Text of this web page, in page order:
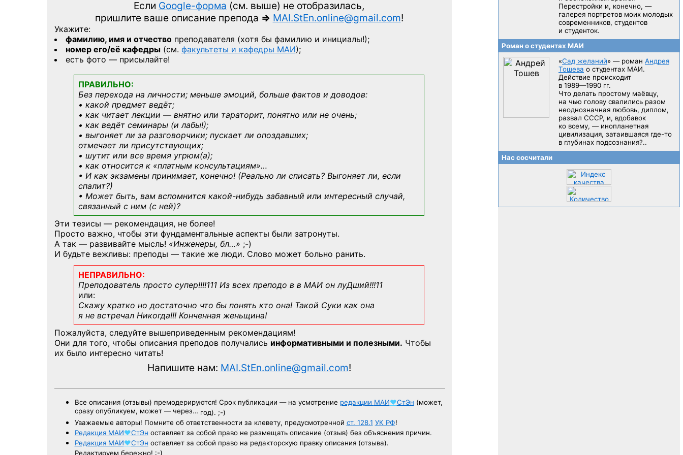
Если Google-форма (см. выше) не отобразилась,
пришлите ваше описание препода => MAI.StEn.online@gmail.com!
Укажите:
фамилию, имя и отчествопреподавателя (хотя бы фамилию и инициалы!);
номер его/её кафедры(см. факультеты и кафедры МАИ);
есть фото — присылайте!
ПРАВИЛЬНО:
Без перехода на личности; меньше эмоций, больше фактов и доводов:
• какой предмет ведёт;
• как читает лекции — внятно или тараторит, понятно или не очень;
• как ведёт семинары (и лабы!);
• выгоняет ли за разговорчики; пускает ли опоздавших;
отмечает ли присутствующих;
• шутит или все время угрюм(а);
• как относится к «платным консультациям»…
• И как экзамены принимает, конечно! (Реально ли списать? Выгоняет ли, если
спалит?)
• Может быть, вам вспомнится какой-нибудь забавный или интересный случай,
связанный с ним (с ней)?
Эти тезисы — рекомендация, не более!
Просто важно, чтобы эти фундаментальные аспекты были затронуты.
А так — развивайте мысль! «Инженеры, бл…» ;-)
И будьте вежливы: преподы — такие же люди. Слово может больно ранить.
НЕПРАВИЛЬНО:
Преподователь просто супер!!!!111 Из всех преподо в в МАИ он луДший!!!11
или:
Скажу кратко но достаточно что бы понять кто она! Такой Суки как она
я не встречал Никогда!!! Конченная женьщина!
Пожалуйста, следуйте вышеприведенным рекомендациям!
Они для того, чтобы описания преподов получались информативными и полезными. Чтобы
их было интересно читать!
Напишите нам: MAI.StEn.online@gmail.com!
Все описания (отзывы) премодерируются! Срок публикации — на усмотрение редакции МАИ♥СтЭн (может,
сразу опубликуем, может — через… год). ;-)
Уважаемые авторы! Помните об ответственности за клевету, предусмотренной ст. 128.1 УК РФ!
Редакция МАИ♥СтЭн оставляет за собой право не размещать описание (отзыв) без объяснения причин.
Редакция МАИ♥СтЭн оставляет за собой право на редакторскую правку описания (отзыва).
Редактируем бережно! :-)
Перестройки и, конечно, —
галерея портретов моих молодых
современников, студентов
и студенток.
Роман о студентах МАИ
«Сад желаний» — роман Андрея
Тошева о студентах МАИ.
Действие происходит
в 1989—1990 гг.
Что делать простому маёвцу,
на чью голову свалились разом
неоднозначная любовь, диплом,
развал CCCP, и, вдобавок
ко всему, — инопланетная
цивилизация, затаившаяся где-то
в глубинах подсознания?..
Нас сосчитали